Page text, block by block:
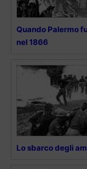
Quando Palermo
nel 1866
Lo sbarco degli